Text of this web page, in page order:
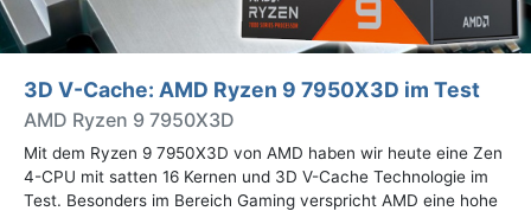
3D V-Cache: AMD Ryzen 9 7950X3D im Test
AMD Ryzen 9 7950X3D
Mit dem Ryzen 9 7950X3D von AMD haben wir heute eine Zen
4-CPU mit satten 16 Kernen und 3D V-Cache Technologie im
Test. Besonders im Bereich Gaming verspricht AMD eine hohe